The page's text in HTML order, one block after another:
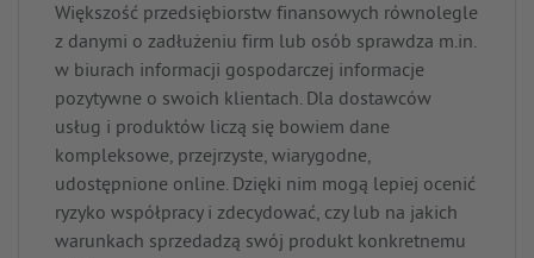
Większość przedsiębiorstw finansowych równolegle
z danymi o zadłużeniu firm lub osób sprawdza m.in.
w biurach informacji gospodarczej informacje
pozytywne o swoich klientach. Dla dostawców
usług i produktów liczą się bowiem dane
kompleksowe, przejrzyste, wiarygodne,
udostępnione online. Dzięki nim mogą lepiej ocenić
ryzyko współpracy i zdecydować, czy lub na jakich
warunkach sprzedadzą swój produkt konkretnemu